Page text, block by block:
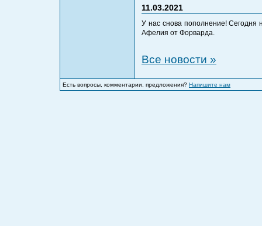
11.03.2021
У нас снова пополнение! Сегодня
Афелия от Форварда.
Все новости »
Есть вопросы, комментарии, предложения? Напишите нам